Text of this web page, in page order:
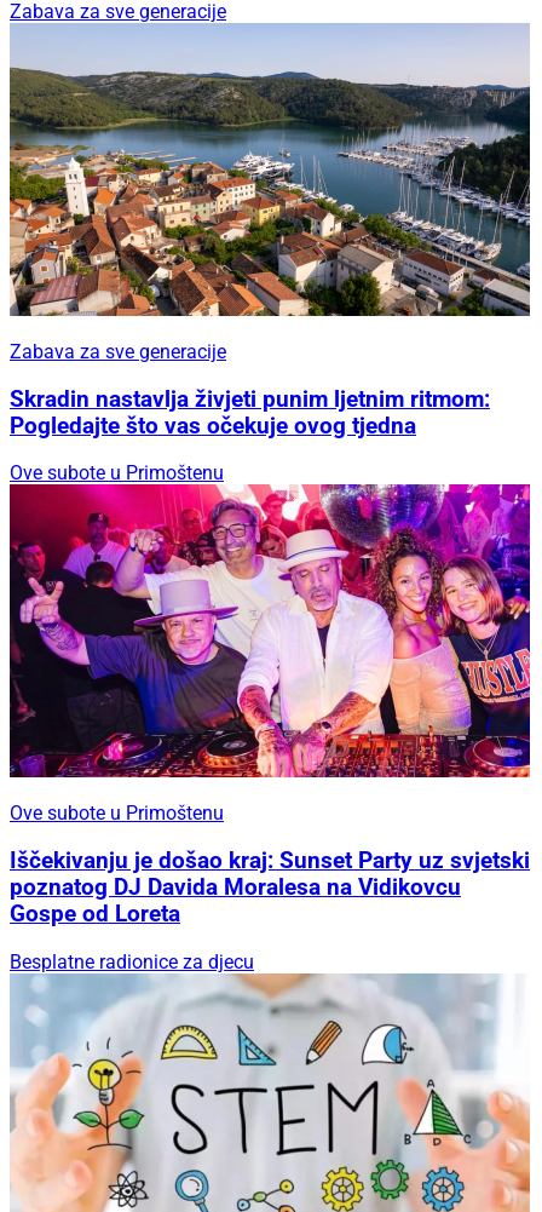
Zabava za sve generacije
Zabava za sve generacije
Skradin nastavlja živjeti punim ljetnim ritmom:
Pogledajte što vas očekuje ovog tjedna
Ove subote u Primoštenu
Ove subote u Primoštenu
Iščekivanju je došao kraj: Sunset Party uz svjetski
poznatog DJ Davida Moralesa na Vidikovcu
Gospe od Loreta
Besplatne radionice za djecu